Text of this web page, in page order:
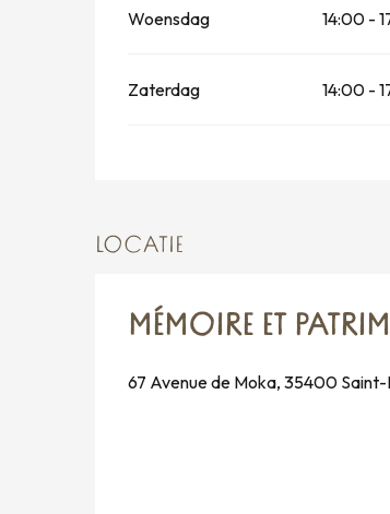
Woensdag 14:00 -
Zaterdag 14:00 -
LOCATIE
MÉMOIRE ET
67 Avenue de Moka, 35400